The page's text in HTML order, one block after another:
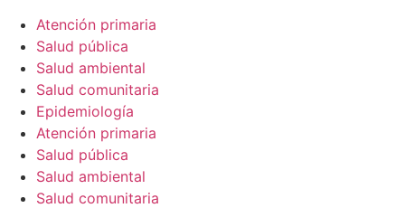
Atención primaria
Salud pública
Salud ambiental
Salud comunitaria
Epidemiología
Atención primaria
Salud pública
Salud ambiental
Salud comunitaria